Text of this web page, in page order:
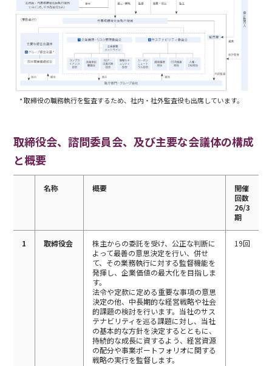
* 取締役の職務執行を監査するため、社内・社外監査役も出席しています。
取締役会、諮問委員会、及び主要な会議体の構成
と概要
名称 概要
開催
回数
26/3
期
1 取締役会
株主からの委託を受け、公正な判断に
よって最善の意思決定を行い、併せ
て、その業務執行に対する監督機能を
発揮し、企業価値の最大化を目指しま
す。
法令や定款に定める重要な事項の意思
決定の他、中長期的な経営戦略や社会
的課題の検討を行います。当社のサス
テナビリティを巡る課題に対し、当社
の基本的な方針を決定するとともに、
持続的な成長に資するよう、経営資源
の配分や事業ポートフォリオに関する
戦略の実行を監督します。
19回